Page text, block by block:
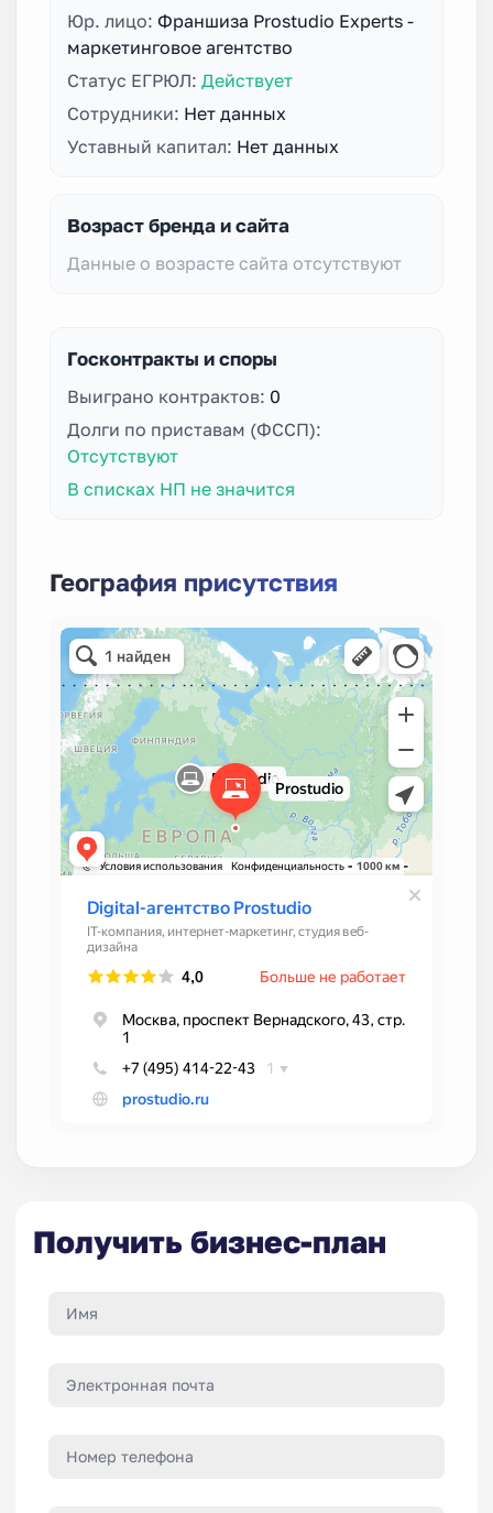
Юр. лицо: Франшиза Prostudio Experts -
маркетинговое агентство
Статус ЕГРЮЛ: Действует
Сотрудники: Нет данных
Уставный капитал: Нет данных
Возраст бренда и сайта
Данные о возрасте сайта отсутствуют
Госконтракты и споры
Выиграно контрактов: 0
Долги по приставам (ФССП):
Отсутствуют
В списках НП не значится
География присутствия
Получить бизнес-план